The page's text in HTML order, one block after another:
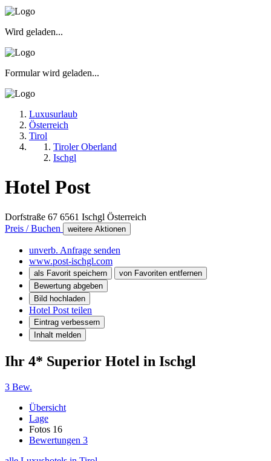
Wird geladen...
Formular wird geladen...
Luxusurlaub
Österreich
Tirol
Tiroler Oberland
Ischgl
Hotel Post
Dorfstraße 67 6561 Ischgl Österreich
Preis / Buchen
weitere Aktionen
unverb. Anfrage senden
www.post-ischgl.com
als Favorit speichern
von Favoriten entfernen
Bewertung abgeben
Bild hochladen
Hotel Post teilen
Eintrag verbessern
Inhalt melden
Ihr 4* Superior Hotel in Ischgl
3 Bew.
Übersicht
Lage
Fotos 16
Bewertungen 3